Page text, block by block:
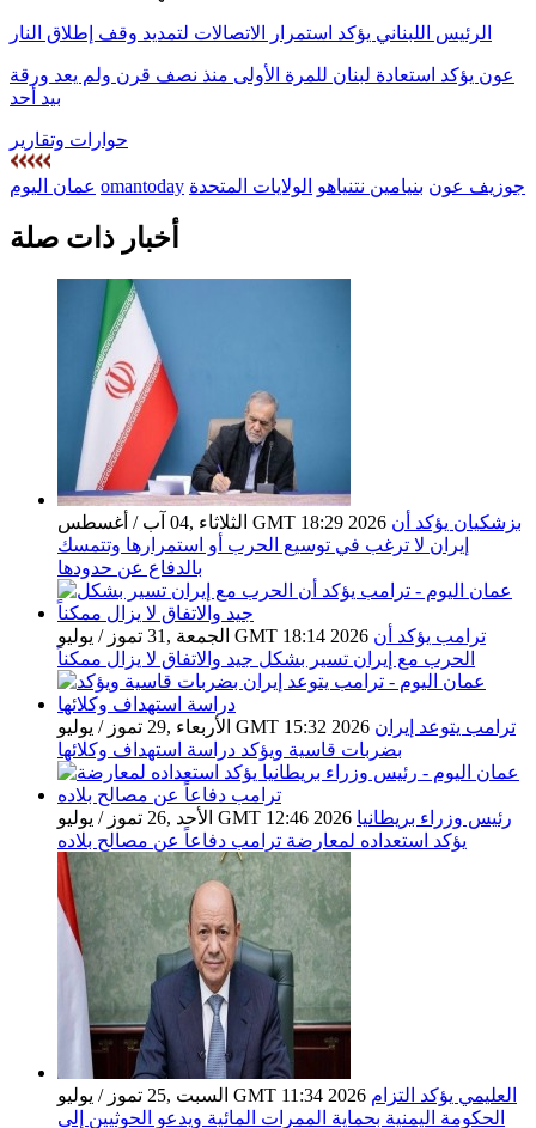
الرئيس اللبناني يؤكد استمرار الاتصالات لتمديد وقف إطلاق النار
عون يؤكد استعادة لبنان للمرة الأولى منذ نصف قرن ولم يعد ورقة
بيد أحد
حوارات وتقارير
عمان اليوم omantoday جوزيف عون بنيامين نتنياهو الولايات المتحدة
أخبار ذات صلة
الثلاثاء ,04 آب / أغسطس GMT 18:29 2026 بزشكيان يؤكد أن
إيران لا ترغب في توسيع الحرب أو استمرارها وتتمسك
بالدفاع عن حدودها
الجمعة ,31 تموز / يوليو GMT 18:14 2026 ترامب يؤكد أن
الحرب مع إيران تسير بشكل جيد والاتفاق لا يزال ممكناً
الأربعاء ,29 تموز / يوليو GMT 15:32 2026 ترامب يتوعد إيران
بضربات قاسية ويؤكد دراسة استهداف وكلائها
الأحد ,26 تموز / يوليو GMT 12:46 2026 رئيس وزراء بريطانيا
يؤكد استعداده لمعارضة ترامب دفاعاً عن مصالح بلاده
السبت ,25 تموز / يوليو GMT 11:34 2026 العليمي يؤكد التزام
الحكومة اليمنية بحماية الممرات المائية ويدعو الحوثيين إلى